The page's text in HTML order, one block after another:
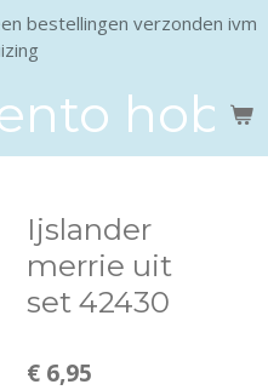
bestellingen verzonden ivm
Ijslander
merrie uit
set 42430
€ 6,95